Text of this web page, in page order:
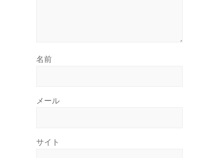
名前
メール
サイト